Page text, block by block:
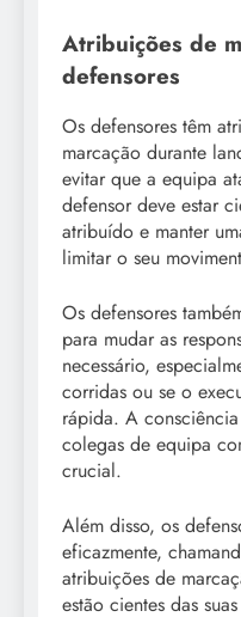
Atribuições de
defensores
Os defensores têm
marcação durante
evitar que a equipa
defensor deve estar
atribuído e manter
limitar o seu
Os defensores
para mudar as
necessário,
corridas ou se o
rápida. A
colegas de equipa
crucial.
Além disso, os
eficazmente,
atribuições de
estão cientes das